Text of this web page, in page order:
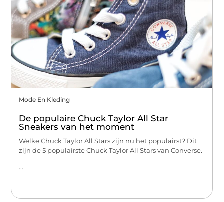
Mode En Kleding
De populaire Chuck Taylor All Star
Sneakers van het moment
Welke Chuck Taylor All Stars zijn nu het populairst? Dit
zijn de 5 populairste Chuck Taylor All Stars van Converse.
...